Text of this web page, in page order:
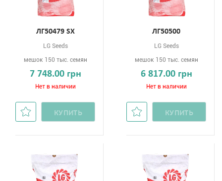
ЛГ50479 SХ
LG Seeds
мешок 150 тыс. семян
7 748.00 грн
Нет в наличии
КУПИТЬ
ЛГ50500
LG Seeds
мешок 150 тыс. семян
6 817.00 грн
Нет в наличии
КУПИТЬ